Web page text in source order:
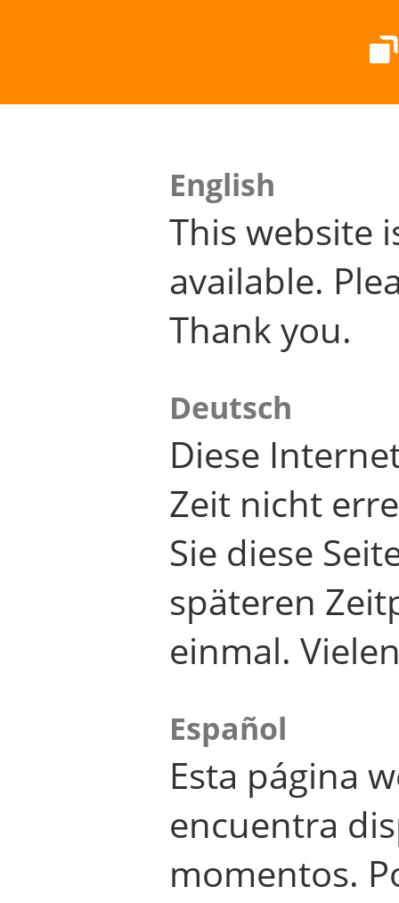
English
This website
available.
Thank you.
Deutsch
Diese
Zeit nicht
Sie diese
späteren
einmal.
Español
Esta página
encuentra
momentos.